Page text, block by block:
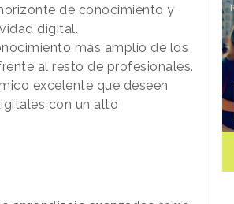
de conocimiento y
digital.
más amplio de los
al resto de profesionales.
excelente que deseen
con un alto